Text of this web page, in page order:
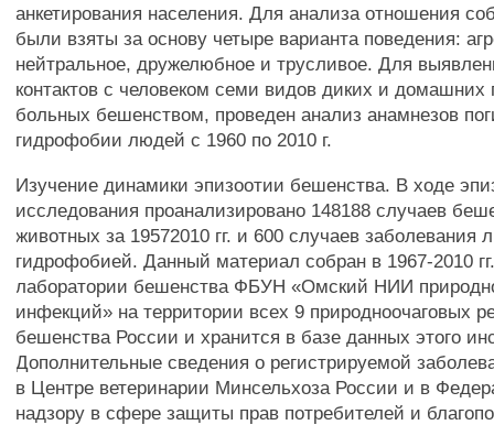
анкетирования населения. Для анализа отношения
были взяты за основу четыре варианта поведения:
нейтральное, дружелюбное и трусливое. Для
контактов с человеком семи видов диких и домашних
больных бешенством, проведен анализ анамнезов
гидрофобии людей с 1960 по 2010 г.
Изучение динамики эпизоотии бешенства. В ходе
исследования проанализировано 148188 случаев
животных за 19572010 гг. и 600 случаев заболевания
гидрофобией. Данный материал собран в 1967-2010
лаборатории бешенства ФБУН «Омский НИИ
инфекций» на территории всех 9 природноочаговых
бешенства России и хранится в базе данных этого
Дополнительные сведения о регистрируемой
в Центре ветеринарии Минсельхоза России и в
надзору в сфере защиты прав потребителей и